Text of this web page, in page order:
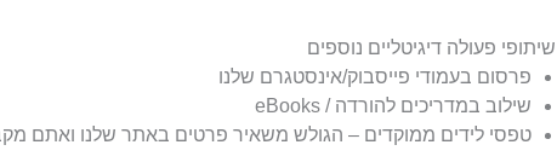
שיתופי פעולה דיגיטליים נוספים
פרסום בעמודי פייסבוק/אינסטגרם שלנו
שילוב במדריכים להורדה / eBooks
טפסי לידים ממוקדים – הגולש משאיר פרטים באתר שלנו ואתם